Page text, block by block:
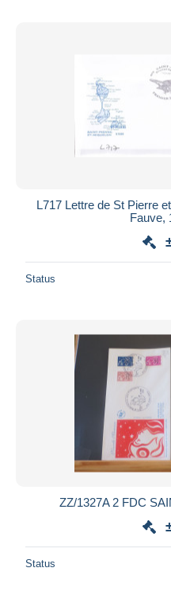
L717 Lettre de St Pierre
Fauve,
Status
ZZ/1327A 2 FDC
Status